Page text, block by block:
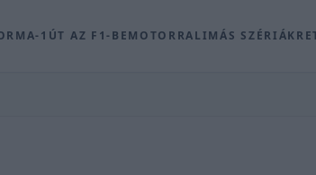
1 ÚT AZ F1-BEMOTORRALIMÁS SZÉRIÁK